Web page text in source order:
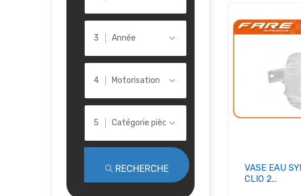
Année
Motorisation
Catégorie pièce
RECHERCHE
VASE EAU
CLIO 2...